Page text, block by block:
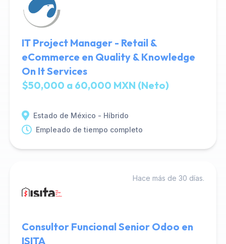
IT Project Manager - Retail &
eCommerce en Quality & Knowledge
On It Services
$50,000 a 60,000 MXN (Neto)
Estado de México - Híbrido
Empleado de tiempo completo
Hace más de 30 días.
Consultor Funcional Senior Odoo en
ISITA